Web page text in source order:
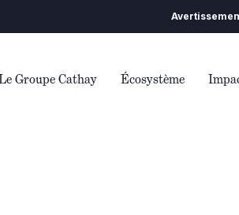
Avertissement– Nous
Groupe Cathay Écosystème